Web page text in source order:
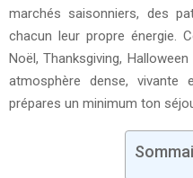
marchés saisonniers, des
chacun leur propre énergie.
Noël, Thanksgiving,
atmosphère dense,
prépares un minimum ton